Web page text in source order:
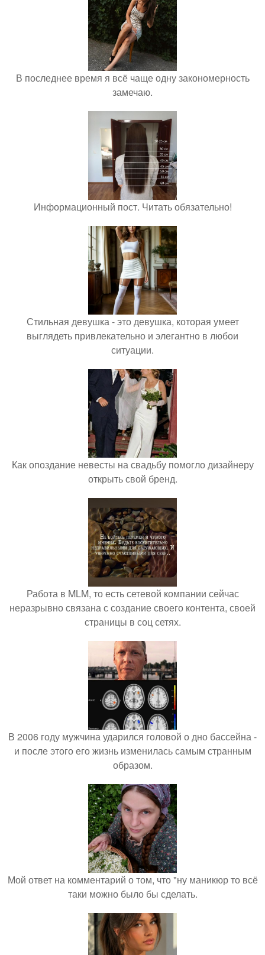
В последнее время я всё чаще одну закономерность
замечаю.
Информационный пост. Читать обязательно!
Стильная девушка - это девушка, которая умеет
выглядеть привлекательно и элегантно в любои
ситуации.
Как опоздание невесты на свадьбу помогло дизайнеру
открыть свой бренд.
Работа в MLM, то есть сетевой компании сейчас
неразрывно связана с создание своего контента, своей
страницы в соц сетях.
В 2006 году мужчина ударился головой о дно бассейна -
и после этого его жизнь изменилась самым странным
образом.
Мой ответ на комментарий о том, что "ну маникюр то всё
таки можно было бы сделать.